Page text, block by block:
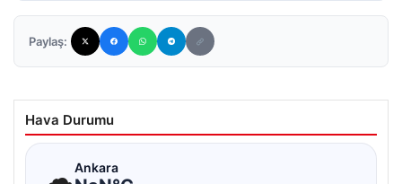
Paylaş:
Hava Durumu
Ankara